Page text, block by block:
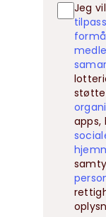
Jeg
apps,